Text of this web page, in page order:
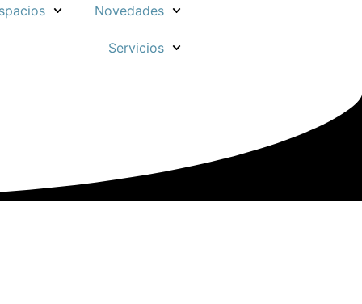
Novedades
Servicios